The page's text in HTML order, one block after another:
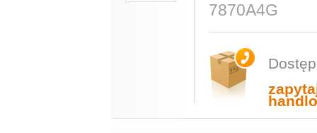
7870A4G